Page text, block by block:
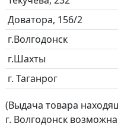
Доватора, 156/2
г.Волгодонск
г.Шахты
г. Таганрог
(Выдача товара
г. Волгодонск